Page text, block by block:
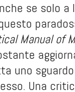
se solo
Manual of
uno
Una